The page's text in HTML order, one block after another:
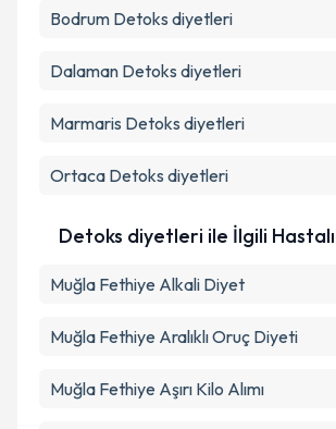
Bodrum Detoks diyetleri
Dalaman Detoks diyetleri
Marmaris Detoks diyetleri
Ortaca Detoks diyetleri
Detoks diyetleri ile İlgili
Muğla Fethiye Alkali Diyet
Muğla Fethiye Aralıklı Oruç Diyeti
Muğla Fethiye Aşırı Kilo Alımı